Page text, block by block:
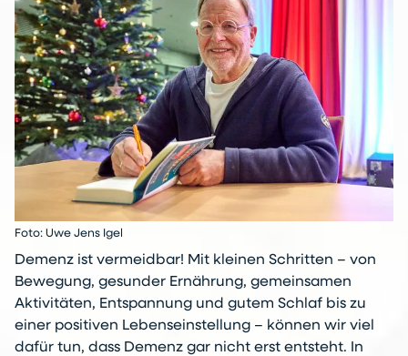
Foto: Uwe Jens Igel
Demenz ist vermeidbar! Mit kleinen Schritten – von
Bewegung, gesunder Ernährung, gemeinsamen
Aktivitäten, Entspannung und gutem Schlaf bis zu
einer positiven Lebenseinstellung – können wir viel
dafür tun, dass Demenz gar nicht erst entsteht. In